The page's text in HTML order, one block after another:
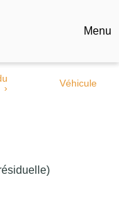
Menu
Véhicule